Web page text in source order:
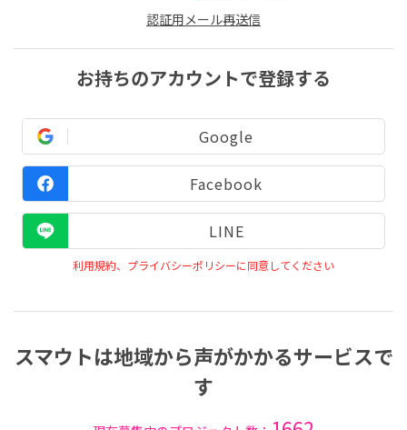
認証用メール再送信
お持ちのアカウントで登録する
Google
Facebook
LINE
利用規約、プライバシーポリシーに同意してください
スマウトは地域から声がかかるサービスで
す